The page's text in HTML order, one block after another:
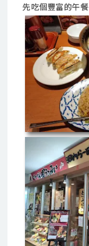
先吃個豐富的午餐